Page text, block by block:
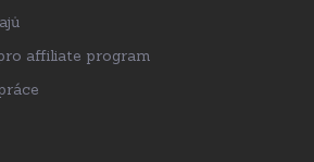
affiliate program